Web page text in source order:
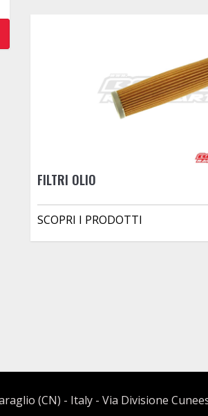
FILTRI OLIO
SCOPRI I PRODOTTI
(CN) - Italy - Via Divisione